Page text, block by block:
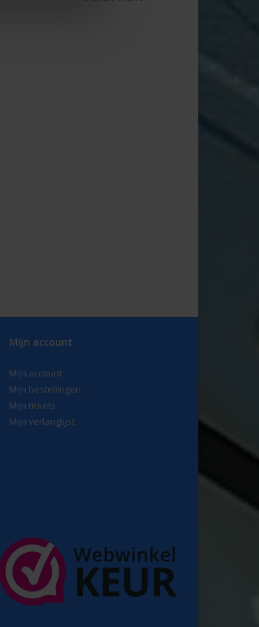
Mijn account
Mijn account
Mijn bestellingen
Mijn tickets
Mijn verlanglijst